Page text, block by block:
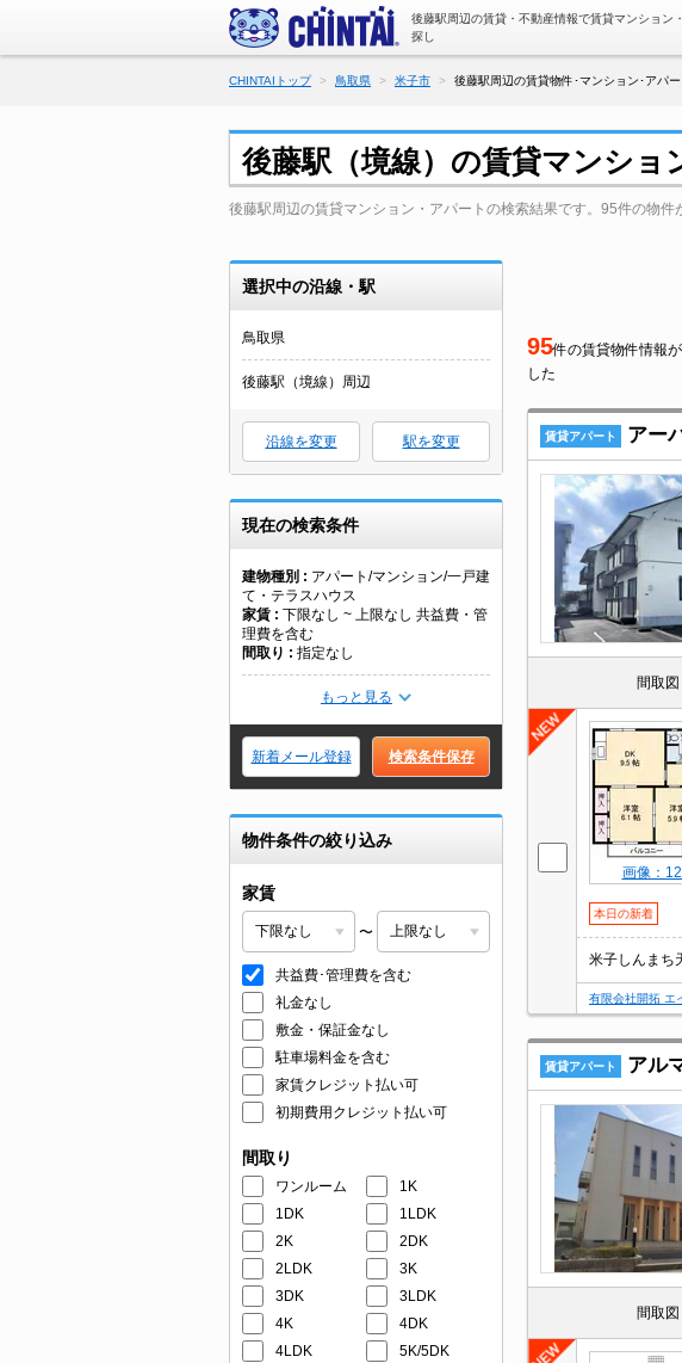
後藤駅周辺の賃貸・不動産情報で賃貸マンション
探し
CHINTAIトップ 鳥取県 米子市 後藤駅周辺の賃貸物件･マンション･アパ
後藤駅（境線）の賃貸マンショ
後藤駅周辺の賃貸マンション・アパートの検索結果です。95件の物
選択中の沿線・駅
鳥取県
後藤駅（境線）周辺
沿線を変更 駅を変更
現在の検索条件
建物種別
アパート/マンション/一戸建
て・テラスハウス
家賃
下限なし ~ 上限なし 共益費・管
理費を含む
間取り
指定なし
もっと見る
新着メール登録 検索条件保存
物件条件の絞り込み
家賃
〜
共益費･管理費を含む
礼金なし
敷金・保証金なし
駐車場料金を含む
家賃クレジット払い可
初期費用クレジット払い可
間取り
ワンルーム
1K
1DK
1LDK
2K
2DK
2LDK
3K
3DK
3LDK
4K
4DK
4LDK
5K/5DK
95件の賃貸物件情報
した
賃貸アパート アー
間取図
画像：
本日の新着
有限会社開拓 エ
賃貸アパート アル
間取図